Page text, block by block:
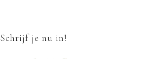
Schrijf je nu in!